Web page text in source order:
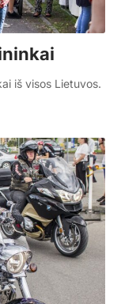
iš visos Lietuvos.